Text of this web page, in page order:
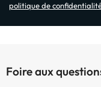
politique de
Foire aux